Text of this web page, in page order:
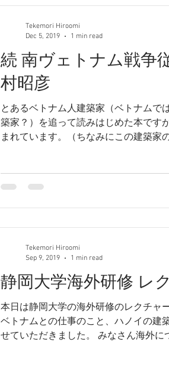
続 南ヴェトナム戦争
村昭彦
とあるベトナム人建築家（ベトナムで
築家？）を追って読みはじめた本です
まれています。（ちなみにこの建築家
Tekemori Hiroomi
Dec 5, 2019
1 min read
静岡大学海外研修 レ
本日は静岡大学の海外研修のレクチャ
ベトナムとの仕事のこと、ハノイの建
せていただきました。 みなさん海外に
Tekemori Hiroomi
Sep 9, 2019
1 min read